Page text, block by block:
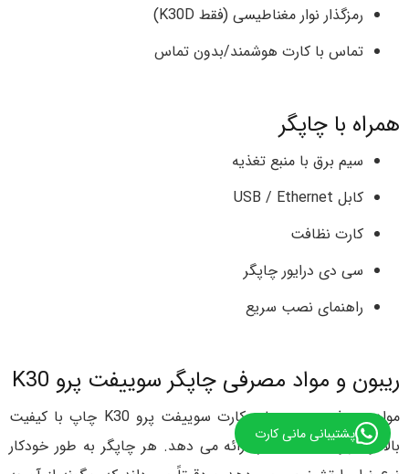
رمزگذار نوار مغناطیسی (فقط K30D)
تماس با کارت هوشمند/بدون تماس
همراه با چاپگر
سیم برق با منبع تغذیه
کابل USB / Ethernet
کارت نظافت
سی دی درایور چاپگر
راهنمای نصب سریع
ریبون و مواد مصرفی چاپگر سوییفت پرو K30
مواد مصرفی پرینتر چاپ کارت سوییفت پرو K30 چاپ با کیفیت
بالا و سهولت استفاده را ارائه می دهد. هر چاپگر به طور خودکار
پشتیبانی مانی کارت